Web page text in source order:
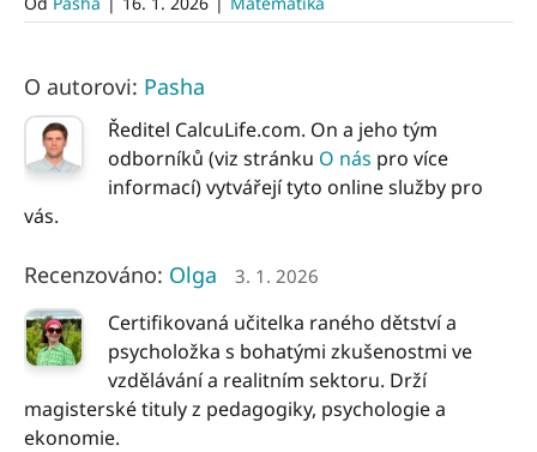
O autorovi: Pasha
Ředitel CalcuLife.com. On a jeho tým
odborníků (viz stránku O nás pro více
informací) vytvářejí tyto online služby pro
vás.
Recenzováno: Olga 3. 1. 2026
Certifikovaná učitelka raného dětství a
psycholožka s bohatými zkušenostmi ve
vzdělávání a realitním sektoru. Drží
magisterské tituly z pedagogiky, psychologie a
ekonomie.